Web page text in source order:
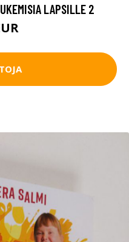
LAPSILLE 2